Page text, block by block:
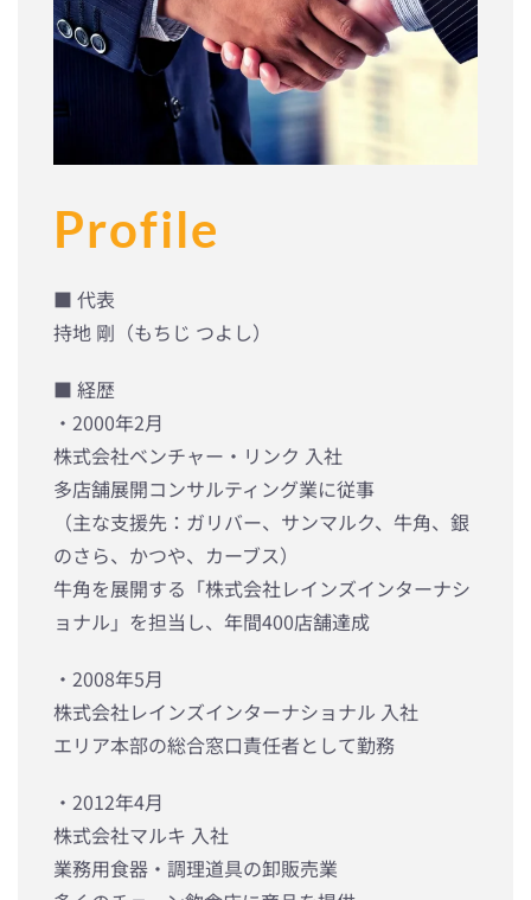
Profile
■ 代表
持地 剛（もちじ つよし）
■ 経歴
・2000年2月
株式会社ベンチャー・リンク 入社
多店舗展開コンサルティング業に従事
（主な支援先：ガリバー、サンマルク、牛角、銀
のさら、かつや、カーブス）
牛角を展開する「株式会社レインズインターナシ
ョナル」を担当し、年間400店舗達成
・2008年5月
株式会社レインズインターナショナル 入社
エリア本部の総合窓口責任者として勤務
・2012年4月
株式会社マルキ 入社
業務用食器・調理道具の卸販売業